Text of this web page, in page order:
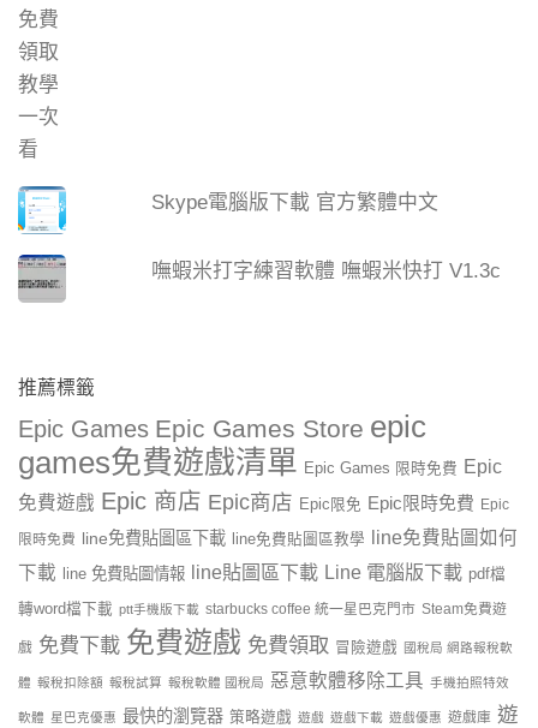
Skype電腦版下載 官方繁體中文
嘸蝦米打字練習軟體 嘸蝦米快打 V1.3c
推薦標籤
Epic Games Epic Games Store epic
games免費遊戲清單 Epic Games 限時免費 Epic
免費遊戲 Epic 商店 Epic商店 Epic限免 Epic限時免費 Epic
限時免費 line免費貼圖區下載 line免費貼圖區教學
line免費貼圖如何
下載
line 免費貼圖情報 line貼圖區下載 Line 電腦版下載 pdf檔
轉word檔下載 ptt手機版下載 starbucks coffee 統一星巴克門市 Steam免費遊
戲 免費下載 免費遊戲 免費領取 冒險遊戲 國稅局 網路報稅軟
體 報稅扣除額 報稅試算 報稅軟體 國稅局 惡意軟體移除工具 手機拍照特效
軟體 星巴克優惠 最快的瀏覽器 策略遊戲 遊戲 遊戲下載 遊戲優惠 遊戲庫 遊